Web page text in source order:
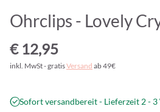
Ohrclips - Lovely
€ 12,95
inkl. MwSt - gratisVersand ab 49€
Sofort versandbereit - Lieferzeit 2 - 3